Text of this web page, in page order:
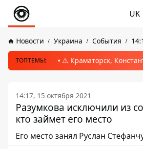
UK
Новости Украина События
ТОПТЕМЫ: ⚠️ Краматорск,
14:17, 15 октября 2021
Разумкова исключили из
кто займет его место
Его место занял Руслан